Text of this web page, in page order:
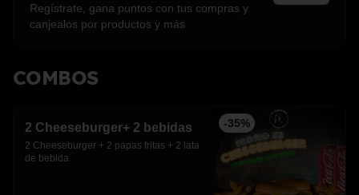
Regístrate, gana puntos con tus compras y
canjealos por productos y más
COMBOS
-35%
2 Cheeseburger+ 2 bebidas
2 Cheeseburger + 2 papas fritas + 2 lata
de bebida